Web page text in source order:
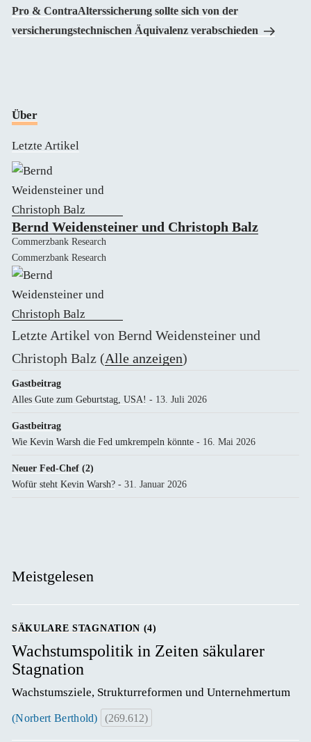
Beitrag
Pro & ContraAlterssicherung sollte sich von der
versicherungstechnischen Äquivalenz verabschieden
Über
Letzte Artikel
Bernd Weidensteiner und Christoph Balz
Commerzbank Research
Commerzbank Research
Letzte Artikel von Bernd Weidensteiner und
Christoph Balz (Alle anzeigen)
Gastbeitrag
Alles Gute zum Geburtstag, USA! - 13. Juli 2026
Gastbeitrag
Wie Kevin Warsh die Fed umkrempeln könnte - 16. Mai 2026
Neuer Fed-Chef (2)
Wofür steht Kevin Warsh? - 31. Januar 2026
Meistgelesen
SÄKULARE STAGNATION (4)
Wachstumspolitik in Zeiten säkularer
Stagnation
Wachstumsziele, Strukturreformen und Unternehmertum
(Norbert Berthold) (269.612)